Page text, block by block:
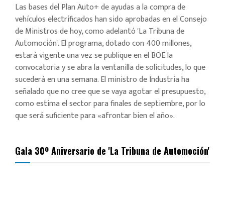
Las bases del Plan Auto+ de ayudas a la compra de
vehículos electrificados han sido aprobadas en el Consejo
de Ministros de hoy, como adelantó 'La Tribuna de
Automoción'. El programa, dotado con 400 millones,
estará vigente una vez se publique en el BOE la
convocatoria y se abra la ventanilla de solicitudes, lo que
sucederá en una semana. El ministro de Industria ha
señalado que no cree que se vaya agotar el presupuesto,
como estima el sector para finales de septiembre, por lo
que será suficiente para «afrontar bien el año».
Gala 30º Aniversario de 'La Tribuna de Automoción'